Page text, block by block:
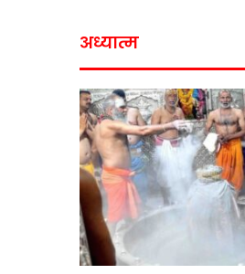
अध्यात्म